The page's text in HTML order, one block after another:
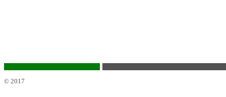
© 2017